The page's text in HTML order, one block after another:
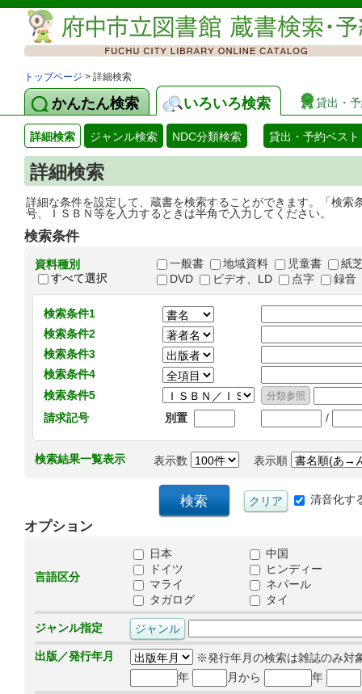
トップページ > 詳細検索
かんたん検索 いろいろ検索 貸出・
詳細検索 ジャンル検索 NDC分類検索 貸出・予約ベスト
詳細検索
詳細な条件を設定して、蔵書を検索することができます。「検
号、ＩＳＢＮ等を入力するときは半角で入力してください。
検索条件
資料種別
すべて選択
一般書 地域資料 児童書
紙
DVD
ビデオ、LD 点字 録音
検索条件1
検索条件2
検索条件3
検索条件4
検索条件5
請求記号
別置 /
検索結果一覧表示 表示数 表示順
清音化す
オプション
言語区分
日本
中国
ドイツ
ヒンディー
マライ
ネパール
タガログ
タイ
ジャンル指定
出版／発行年月
※発行年月の検索は雑誌のみ対
年
月から 年